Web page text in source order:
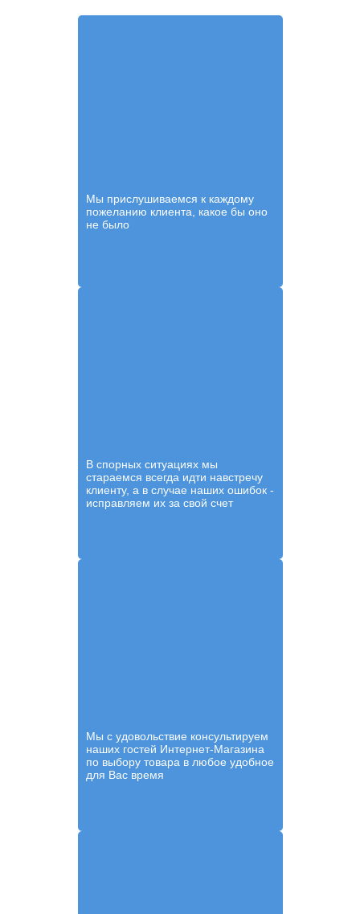
Мы прислушиваемся к каждому
пожеланию клиента, какое бы оно
не было
В спорных ситуациях мы
стараемся всегда идти навстречу
клиенту, а в случае наших ошибок -
исправляем их за свой счет
Мы с удовольствие консультируем
наших гостей Интернет-Магазина
по выбору товара в любое удобное
для Вас время